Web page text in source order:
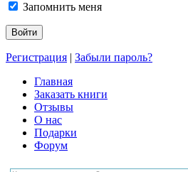
Запомнить меня
Регистрация | Забыли пароль?
Главная
Заказать книги
Отзывы
О нас
Подарки
Форум